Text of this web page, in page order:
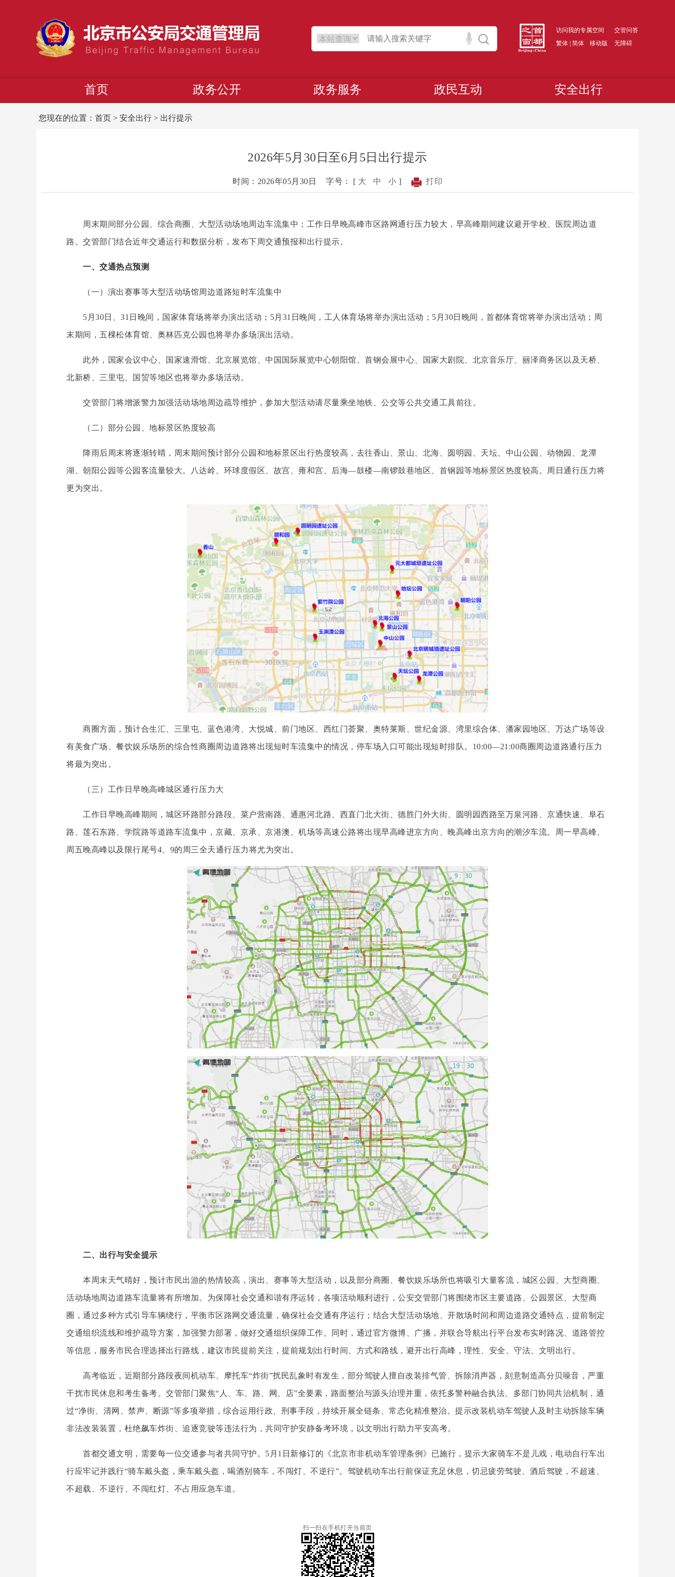
访问我的专属空间
交管问答
繁体 简体 移动版 无障碍
首页 政务公开 政务服务 政民互动 安全出行
您现在的位置： 首页 > 安全出行 > 出行提示
2026年5月30日至6月5日出行提示
时间：2026年05月30日 字号： [ 大 中 小 ] 打印
周末期间部分公园、综合商圈、大型活动场地周边车流集中；工作日早晚高峰市区路网通行压力较大，早高峰期间建议避开学校、医院周边道
路。交管部门结合近年交通运行和数据分析，发布下周交通预报和出行提示。
一、交通热点预测
（一）演出赛事等大型活动场馆周边道路短时车流集中
5月30日、31日晚间，国家体育场将举办演出活动；5月31日晚间，工人体育场将举办演出活动；5月30日晚间，首都体育馆将举办演出活动；周
末期间，五棵松体育馆、奥林匹克公园也将举办多场演出活动。
此外，国家会议中心、国家速滑馆、北京展览馆、中国国际展览中心朝阳馆、首钢会展中心、国家大剧院、北京音乐厅、丽泽商务区以及天桥、
北新桥、三里屯、国贸等地区也将举办多场活动。
交管部门将增派警力加强活动场地周边疏导维护，参加大型活动请尽量乘坐地铁、公交等公共交通工具前往。
（二）部分公园、地标景区热度较高
降雨后周末将逐渐转晴，周末期间预计部分公园和地标景区出行热度较高，去往香山、景山、北海、圆明园、天坛、中山公园、动物园、龙潭
湖、朝阳公园等公园客流量较大。八达岭、环球度假区、故宫、雍和宫、后海—鼓楼—南锣鼓巷地区、首钢园等地标景区热度较高。周日通行压力将
更为突出。
商圈方面，预计合生汇、三里屯、蓝色港湾、大悦城、前门地区、西红门荟聚、奥特莱斯、世纪金源、湾里综合体、潘家园地区、万达广场等设
有美食广场、餐饮娱乐场所的综合性商圈周边道路将出现短时车流集中的情况，停车场入口可能出现短时排队。10:00—21:00商圈周边道路通行压力
将最为突出。
（三）工作日早晚高峰城区通行压力大
工作日早晚高峰期间，城区环路部分路段、菜户营南路、通惠河北路、西直门北大街、德胜门外大街、圆明园西路至万泉河路、京通快速、阜石
路、莲石东路、学院路等道路车流集中，京藏、京承、京港澳、机场等高速公路将出现早高峰进京方向、晚高峰出京方向的潮汐车流。周一早高峰、
周五晚高峰以及限行尾号4、9的周三全天通行压力将尤为突出。
二、出行与安全提示
本周末天气晴好，预计市民出游的热情较高，演出、赛事等大型活动，以及部分商圈、餐饮娱乐场所也将吸引大量客流，城区公园、大型商圈、
活动场地周边道路车流量将有所增加。为保障社会交通和谐有序运转，各项活动顺利进行，公安交管部门将围绕市区主要道路、公园景区、大型商
圈，通过多种方式引导车辆绕行，平衡市区路网交通流量，确保社会交通有序运行；结合大型活动场地、开散场时间和周边道路交通特点，提前制定
交通组织流线和维护疏导方案，加强警力部署，做好交通组织保障工作。同时，通过官方微博、广播，并联合导航出行平台发布实时路况、道路管控
等信息，服务市民合理选择出行路线，建议市民提前关注，提前规划出行时间、方式和路线，避开出行高峰，理性、安全、守法、文明出行。
高考临近，近期部分路段夜间机动车、摩托车“炸街”扰民乱象时有发生，部分驾驶人擅自改装排气管、拆除消声器，刻意制造高分贝噪音，严重
干扰市民休息和考生备考。交管部门聚焦“人、车、路、网、店”全要素，路面整治与源头治理并重，依托多警种融合执法、多部门协同共治机制，通
过“净街、清网、禁声、断源”等多项举措，综合运用行政、刑事手段，持续开展全链条、常态化精准整治。提示改装机动车驾驶人及时主动拆除车辆
非法改装装置，杜绝飙车炸街、追逐竞驶等违法行为，共同守护安静备考环境，以文明出行助力平安高考。
首都交通文明，需要每一位交通参与者共同守护。5月1日新修订的《北京市非机动车管理条例》已施行，提示大家骑车不是儿戏，电动自行车出
行应牢记并践行“骑车戴头盔，乘车戴头盔，喝酒别骑车，不闯灯、不逆行”。驾驶机动车出行前保证充足休息，切忌疲劳驾驶、酒后驾驶，不超速、
不超载、不逆行、不闯红灯、不占用应急车道。
扫一扫在手机打开当前页